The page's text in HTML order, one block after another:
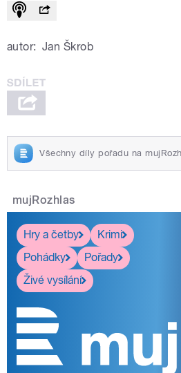
autor: Jan Škrob
Všechny díly pořadu na
mujRozhlas
Hry a četby
Krimi
Pohádky
Pořady
Živé vysílání